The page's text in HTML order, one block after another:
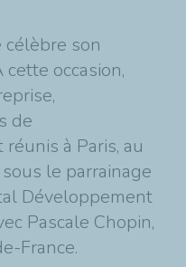
célèbre son
occasion,
de
à Paris, au
le parrainage
Développement
Pascale Chopin,
France.